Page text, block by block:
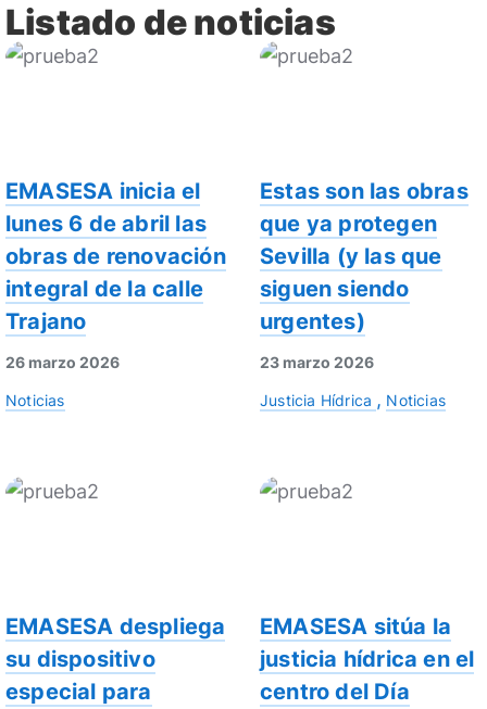
Listado de noticias
EMASESA inicia el
lunes 6 de abril las
obras de renovación
integral de la calle
Trajano
26 marzo 2026
Noticias
Estas son las obras
que ya protegen
Sevilla (y las que
siguen siendo
urgentes)
23 marzo 2026
Justicia Hídrica Noticias
EMASESA despliega
su dispositivo
especial para
EMASESA sitúa la
justicia hídrica en el
centro del Día